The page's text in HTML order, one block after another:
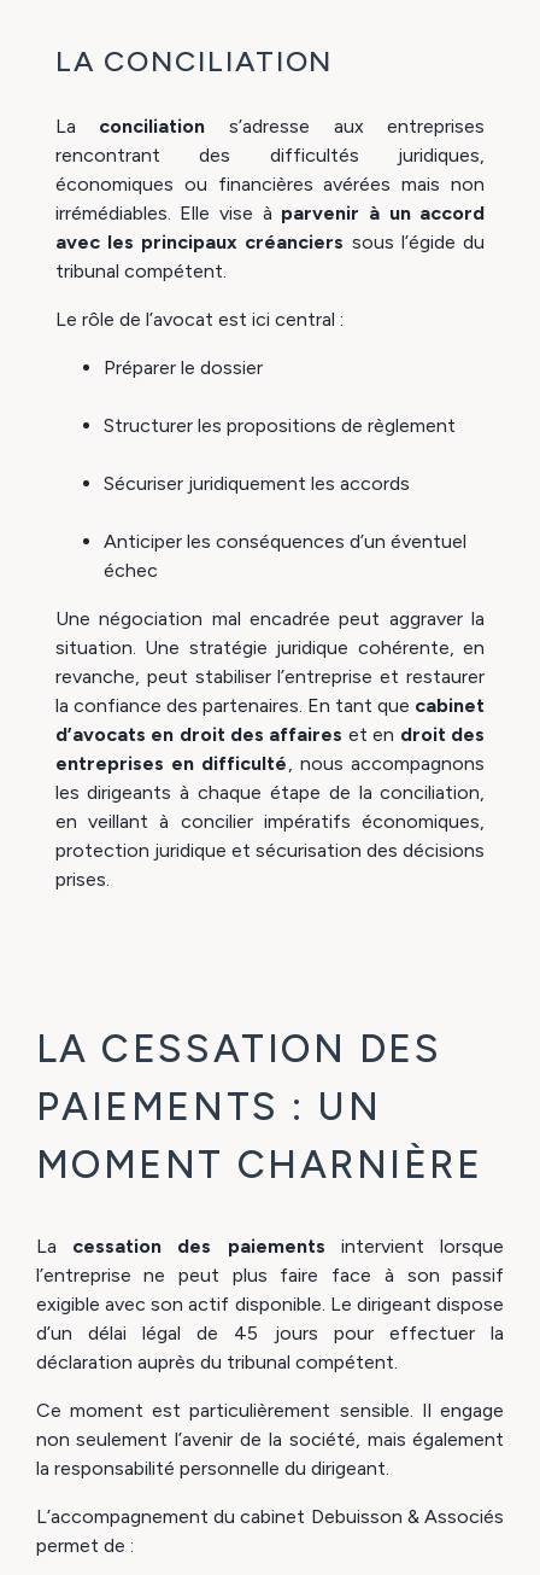
LA CONCILIATION
La conciliation s’adresse aux entreprises
rencontrant des difficultés juridiques,
économiques ou financières avérées mais non
irrémédiables. Elle vise à parvenir à un accord
avec les principaux créanciers sous l’égide du
tribunal compétent.
Le rôle de l’avocat est ici central :
Préparer le dossier
Structurer les propositions de règlement
Sécuriser juridiquement les accords
Anticiper les conséquences d’un éventuel
échec
Une négociation mal encadrée peut aggraver la
situation. Une stratégie juridique cohérente, en
revanche, peut stabiliser l’entreprise et restaurer
la confiance des partenaires. En tant que cabinet
d’avocats en droit des affaires et en droit des
entreprises en difficulté , nous accompagnons
les dirigeants à chaque étape de la conciliation,
en veillant à concilier impératifs économiques,
protection juridique et sécurisation des décisions
prises.
LA CESSATION DES
PAIEMENTS : UN
MOMENT CHARNIÈRE
La cessation des paiements intervient lorsque
l’entreprise ne peut plus faire face à son passif
exigible avec son actif disponible. Le dirigeant dispose
d’un délai légal de 45 jours pour effectuer la
déclaration auprès du tribunal compétent.
Ce moment est particulièrement sensible. Il engage
non seulement l’avenir de la société, mais également
la responsabilité personnelle du dirigeant.
L’accompagnement du cabinet Debuisson & Associés
permet de :